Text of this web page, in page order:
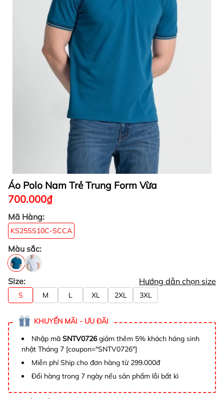
Áo Polo Nam Trẻ Trung Form Vừa
700.000₫
Mã Hàng:
KS25SS10C-SCCA
Màu sắc:
Size: Hướng dẫn chọn size
S M L XL 2XL 3XL
KHUYẾN MÃI - ƯU ĐÃI
Nhập mã SNTV0726giảm thêm 5% khách háng sinh
nhật Tháng 7 [coupon="SNTV0726"]
Miễn phí Ship cho đơn hàng từ 299.000đ
Đổi hàng trong 7 ngày nếu sản phẩm lỗi bất kì